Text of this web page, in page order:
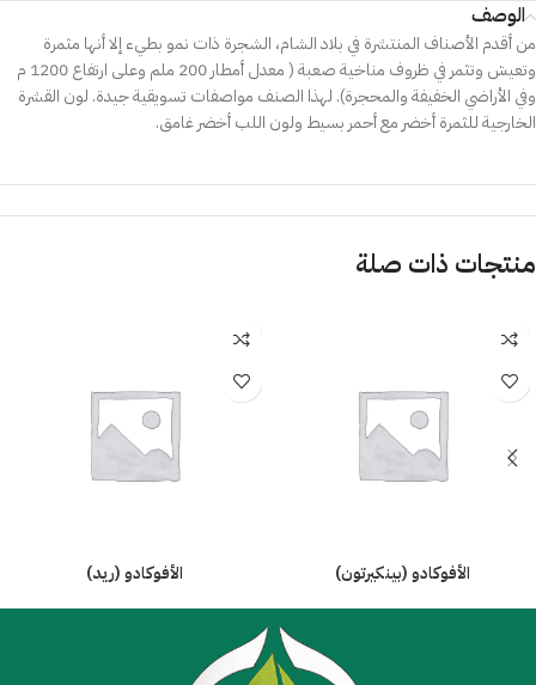
الوصف
من أقدم الأصناف المنتشرة في بلاد الشام، الشجرة ذات نمو بطيء إلا أنها مثمرة
وتعيش وتثمر في ظروف مناخية صعبة ( معدل أمطار 200 ملم وعلى ارتفاع 1200 م
وفي الأراضي الخفيفة والمحجرة). لهذا الصنف مواصفات تسويقية جيدة. لون القشرة
الخارجية للثمرة أخضر مع أحمر بسيط ولون اللب أخضر غامق.
منتجات ذات صلة
الأفوكادو (بينكيرتون) الأفوكادو (ريد)